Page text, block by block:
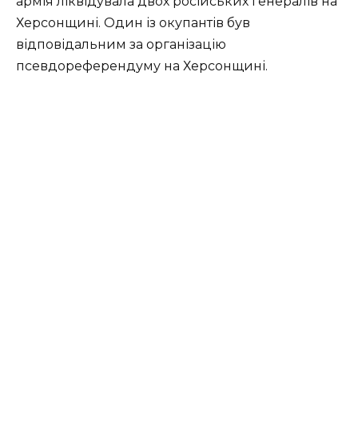
Херсонщині. Один із окупантів був
відповідальним за організацію
псевдореферендуму на Херсонщині.